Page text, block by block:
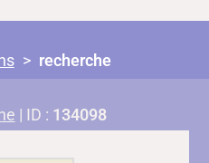
recherche
| ID : 134098